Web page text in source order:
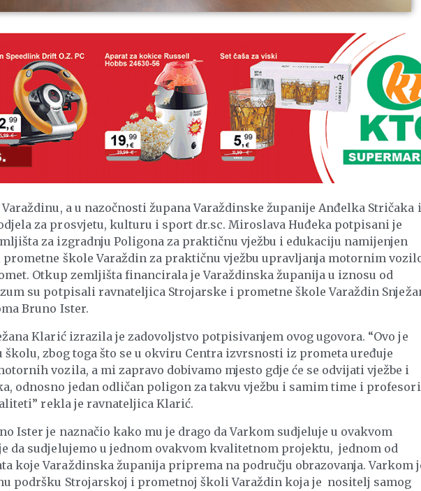
a u nazočnosti župana Varaždinske županije Anđelka Stričaka i
za prosvjetu, kulturu i sport dr.sc. Miroslava Huđeka potpisani je
za izgradnju Poligona za praktičnu vježbu i edukaciju namijenjen
škole Varaždin za praktičnu vježbu upravljanja motornim
Otkup zemljišta financirala je Varaždinska županija u iznosu od
su potpisali ravnateljica Strojarske i prometne škole Varaždin
Bruno Ister.
Klarić izrazila je zadovoljstvo potpisivanjem ovog ugovora. “Ovo je
školu, zbog toga što se u okviru Centra izvrsnosti iz prometa uređuje
vozila, a mi zapravo dobivamo mjesto gdje će se odvijati vježbe i
odnosno jedan odličan poligon za takvu vježbu i samim time i
rekla je ravnateljica Klarić.
Ister je naznačio kako mu je drago da Varkom sudjeluje u ovakvom
da sudjelujemo u jednom ovakvom kvalitetnom projektu, jednom od
koje Varaždinska županija priprema na području obrazovanja. Varkom
podršku Strojarskoj i prometnoj školi Varaždin koja je nositelj samog